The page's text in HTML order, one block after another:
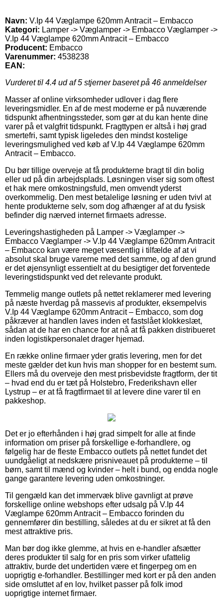
Navn: V.Ip 44 Væglampe 620mm Antracit – Embacco
Kategori: Lamper -> Væglamper -> Embacco Væglamper ->
V.Ip 44 Væglampe 620mm Antracit – Embacco
Producent: Embacco
Varenummer: 4538238
EAN:
Vurderet til 4.4 ud af 5 stjerner baseret på 46 anmeldelser
Masser af online virksomheder udlover i dag flere
leveringsmidler. En af de mest moderne er på nuværende
tidspunkt afhentningssteder, som gør at du kan hente dine
varer på et valgfrit tidspunkt. Fragttypen er altså i høj grad
smertefri, samt typisk ligeledes den mindst kostelige
leveringsmulighed ved køb af V.Ip 44 Væglampe 620mm
Antracit – Embacco.
Du bør tillige overveje at få produkterne bragt til din bolig
eller ud på din arbejdsplads. Løsningen viser sig som oftest
et hak mere omkostningsfuld, men omvendt yderst
overkommelig. Den mest betalelige løsning er uden tvivl at
hente produkterne selv, som dog afhænger af at du fysisk
befinder dig nærved internet firmaets adresse.
Leveringshastigheden på Lamper -> Væglamper ->
Embacco Væglamper -> V.Ip 44 Væglampe 620mm Antracit
– Embacco kan være meget væsentlig i tilfælde af at vi
absolut skal bruge varerne med det samme, og af den grund
er det øjensynligt essentielt at du besigtiger det forventede
leveringstidspunkt ved det relevante produkt.
Temmelig mange outlets på nettet reklamerer med levering
på næste hverdag på massevis af produkter, eksempelvis
V.Ip 44 Væglampe 620mm Antracit – Embacco, som dog
påkræver at handlen laves inden et fastslået klokkeslæt,
sådan at de har en chance for at nå at få pakken distribueret
inden logistikpersonalet drager hjemad.
En række online firmaer yder gratis levering, men for det
meste gælder det kun hvis man shopper for en bestemt sum.
Ellers må du overveje den mest prisbevidste fragtform, der tit
– hvad end du er tæt på Holstebro, Frederikshavn eller
Lystrup – er at få fragtfirmaet til at levere dine varer til en
pakkeshop.
Det er jo efterhånden i høj grad simpelt for alle at finde
information om priser på forskellige e-forhandlere, og
følgelig har de fleste Embacco outlets på nettet fundet det
uundgåeligt at nedskære prisniveauet på produkterne – til
børn, samt til mænd og kvinder – helt i bund, og endda nogle
gange garantere levering uden omkostninger.
Til gengæld kan det immervæk blive gavnligt at prøve
forskellige online webshops efter udsalg på V.Ip 44
Væglampe 620mm Antracit – Embacco forinden du
gennemfører din bestilling, således at du er sikret at få den
mest attraktive pris.
Man bør dog ikke glemme, at hvis en e-handler afsætter
deres produkter til salg for en pris som virker ufattelig
attraktiv, burde det undertiden være et fingerpeg om en
uoprigtig e-forhandler. Bestillinger med kort er på den anden
side omsluttet af en lov, hvilket passer på folk imod
uoprigtige internet firmaer.